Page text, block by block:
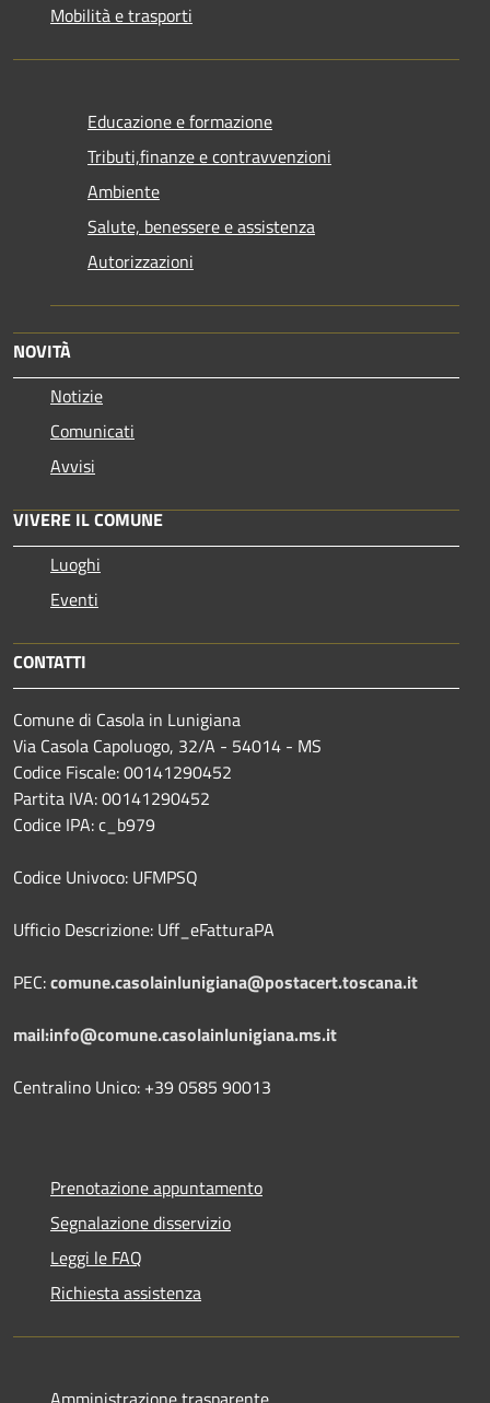
Mobilità e trasporti
Educazione e formazione
Tributi,finanze e contravvenzioni
Ambiente
Salute, benessere e assistenza
Autorizzazioni
NOVITÀ
Notizie
Comunicati
Avvisi
VIVERE IL COMUNE
Luoghi
Eventi
CONTATTI
Comune di Casola in Lunigiana
Via Casola Capoluogo, 32/A - 54014 - MS
Codice Fiscale: 00141290452
Partita IVA: 00141290452
Codice IPA: c_b979
Codice Univoco: UFMPSQ
Ufficio Descrizione: Uff_eFatturaPA
PEC:comune.casolainlunigiana@postacert.toscana.it
mail:info@comune.casolainlunigiana.ms.it
Centralino Unico: +39 0585 90013
Prenotazione appuntamento
Segnalazione disservizio
Leggi le FAQ
Richiesta assistenza